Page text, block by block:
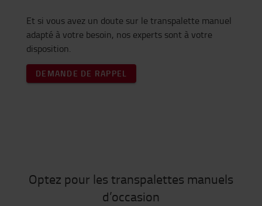
Et si vous avez un doute sur le transpalette manuel
adapté à votre besoin, nos experts sont à votre
disposition.
DEMANDE DE RAPPEL
Optez pour les transpalettes manuels
d’occasion